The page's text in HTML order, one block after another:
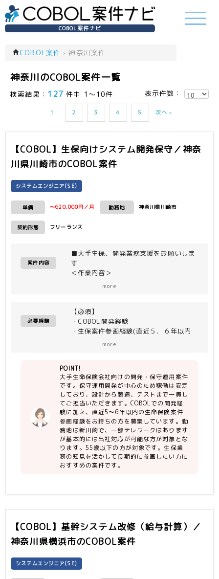
COBOL案件ナビ
COBOL案件 › 神奈川案件
神奈川のCOBOL案件一覧
検索結果： 127 件中 1～10件 表示件数：
1 2 3 4 5 次へ »
【COBOL】生保向けシステム開発保守／神奈
川県川崎市のCOBOL案件
システムエンジニア(SE)
単価 〜620,000円／月 勤務地 神奈川県川崎市
契約形態 フリーランス
案件内容
■大手生保、開発業務支援をお願いしま
す
＜作業内容＞
more
必要経験
【必須】
・COBOL開発経験
・生保案件参画経験(直近５．６年以内
more
POINT!
大手生命保険会社向けの開発・保守運用案件
です。保守運用開発が中心のため稼働は安定
しており、設計から製造、テストまで一貫し
てご担当いただきます。COBOLでの開発経
験に加え、直近5〜6年以内の生命保険案件
参画経験をお持ちの方を募集しています。勤
務地は新川崎で、一部テレワークはあります
が基本的には出社対応が可能な方が対象とな
ります。55歳以下の方が対象です。生保業
務の知見を活かして長期的に参画したい方に
おすすめの案件です。
【COBOL】基幹システム改修（給与計算）／
神奈川県横浜市のCOBOL案件
システムエンジニア(SE)